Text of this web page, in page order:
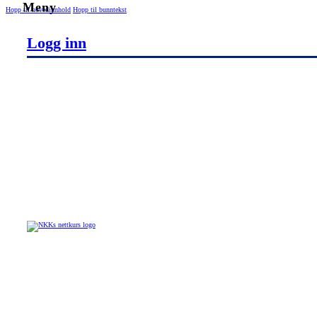
Hopp til hovedinnhold Hopp til bunntekst
Logg inn